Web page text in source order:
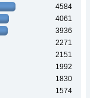
4584
4061
3936
2271
2151
1992
1830
1574